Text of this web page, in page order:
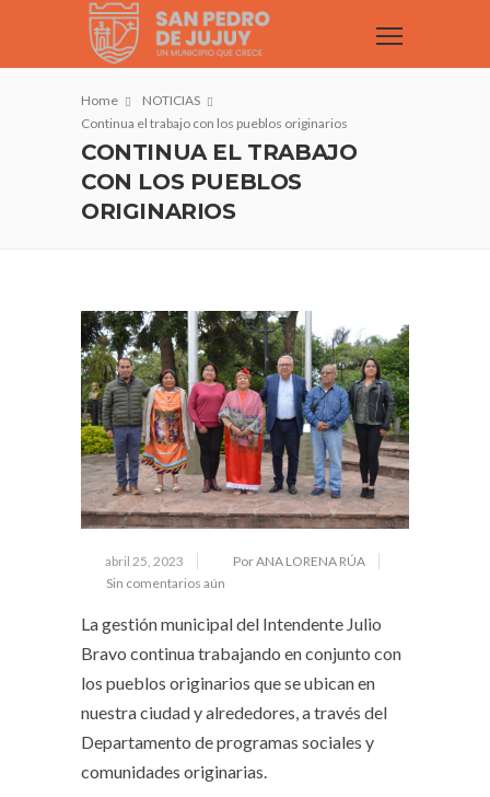
Home
NOTICIAS
Continua el trabajo con los pueblos originarios
CONTINUA EL TRABAJO
CON LOS PUEBLOS
ORIGINARIOS
abril 25, 2023
Por ANA LORENA RÚA
Sin comentarios aún
La gestión municipal del Intendente Julio
Bravo continua trabajando en conjunto con
los pueblos originarios que se ubican en
nuestra ciudad y alrededores, a través del
Departamento de programas sociales y
comunidades originarias.